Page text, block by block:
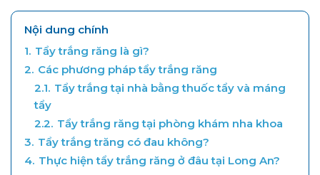
Nội dung chính
1. Tẩy trắng răng là gì?
2. Các phương pháp tẩy trắng răng
2.1. Tẩy trắng tại nhà bằng thuốc tẩy và máng
tẩy
2.2. Tẩy trắng răng tại phòng khám nha khoa
3. Tẩy trắng trăng có đau không?
4. Thực hiện tẩy trắng răng ở đâu tại Long An?